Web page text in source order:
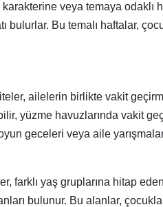
veya temaya odaklı
bulurlar. Bu temalı haftalar,
ailelerin birlikte vakit
yüzme havuzlarında vakit
geceleri veya aile
farklı yaş gruplarına hitap
bulunur. Bu alanlar,